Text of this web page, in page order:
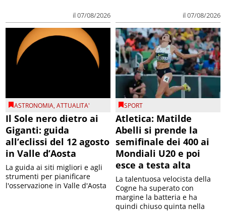
il 07/08/2026 il 07/08/2026
ASTRONOMIA,ATTUALITA'
Il Sole nero dietro ai
Giganti: guida
all’eclissi del 12 agosto
in Valle d’Aosta
La guida ai siti migliori e agli
strumenti per pianificare
l'osservazione in Valle d'Aosta
SPORT
Atletica: Matilde
Abelli si prende la
semifinale dei 400 ai
Mondiali U20 e poi
esce a testa alta
La talentuosa velocista della
Cogne ha superato con
margine la batteria e ha
quindi chiuso quinta nella